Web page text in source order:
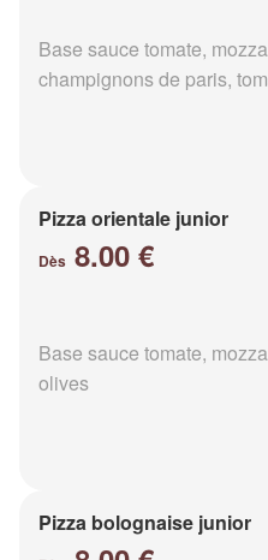
Base sauce tomate,
champignons de paris,
Pizza orientale junior
Dès 8.00 €
Base sauce tomate,
olives
Pizza bolognaise junior